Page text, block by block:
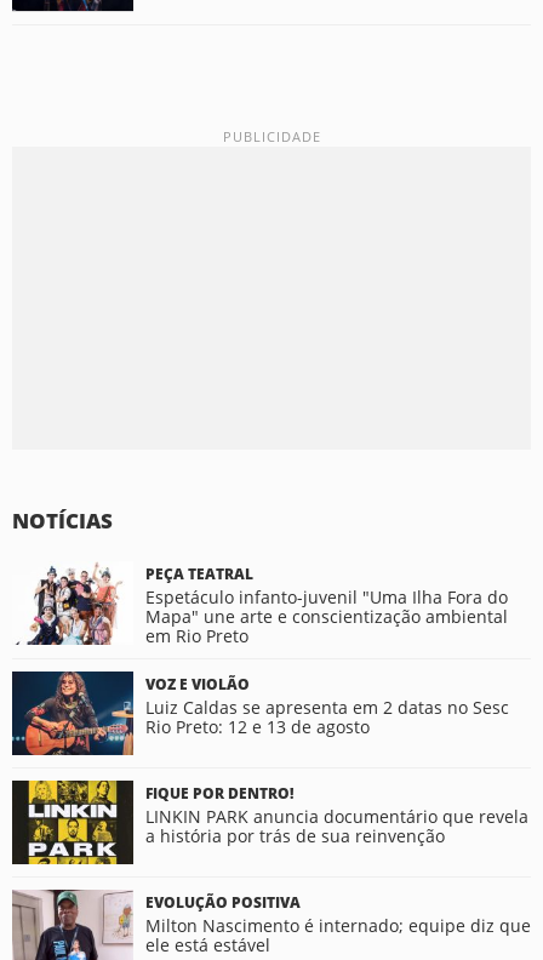
NOTÍCIAS
PEÇA TEATRAL
Espetáculo infanto-juvenil "Uma Ilha Fora do
Mapa" une arte e conscientização ambiental
em Rio Preto
VOZ E VIOLÃO
Luiz Caldas se apresenta em 2 datas no Sesc
Rio Preto: 12 e 13 de agosto
FIQUE POR DENTRO!
LINKIN PARK anuncia documentário que revela
a história por trás de sua reinvenção
EVOLUÇÃO POSITIVA
Milton Nascimento é internado; equipe diz que
ele está estável